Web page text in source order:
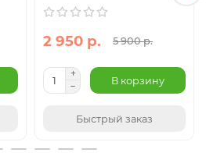
2 950 р. 5 900 р.
В корзину
Быстрый заказ